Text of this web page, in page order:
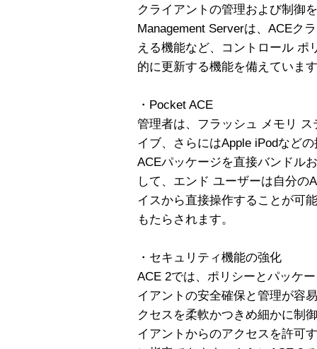
クライアントの管理および制御
Management Serverは、ACEク
える機能など、コントロール ポ
的に更新する機能を備えていま
・Pocket ACE
管理者は、フラッシュ メモリ
イブ、さらにはApple iPodなど
ACEパッケージを直接バンドル
して、エンド ユーザーは自分の
イスから直接操作することが可
もたらされます。
・セキュリティ機能の強化
ACE 2では、ポリシーとパッケ
イアントの安全確保と管理が容
クセスを柔軟かつきめ細かに制
イアントからのアクセスを許可